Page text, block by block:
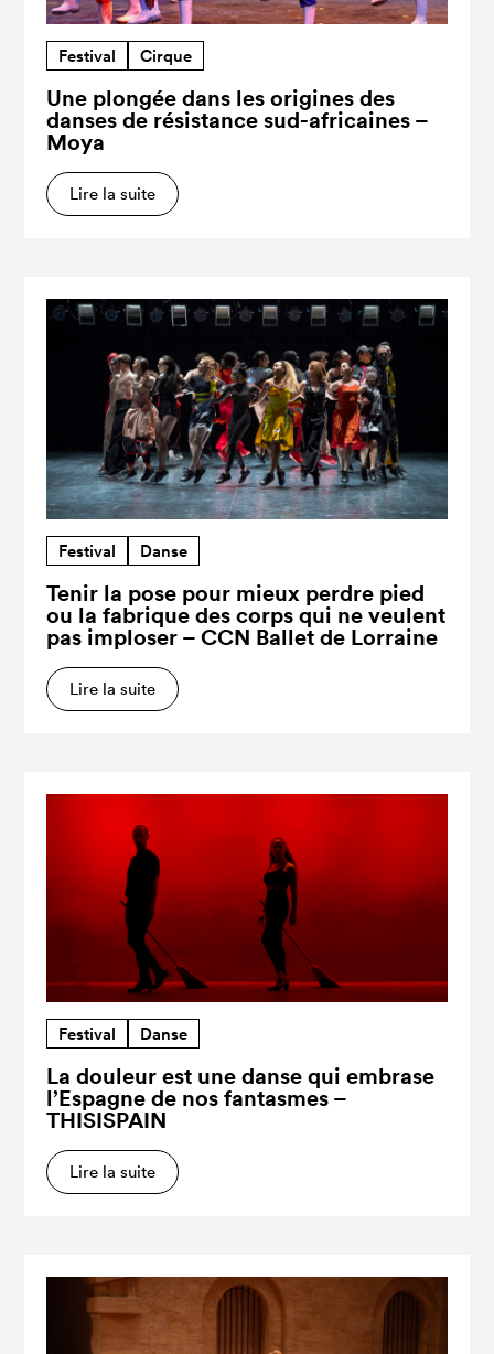
Festival Cirque
Une plongée dans les origines des
danses de résistance sud-africaines –
Moya
Lire la suite
Festival Danse
Tenir la pose pour mieux perdre pied
ou la fabrique des corps qui ne veulent
pas imploser – CCN Ballet de Lorraine
Lire la suite
Festival Danse
La douleur est une danse qui embrase
l’Espagne de nos fantasmes –
THISISPAIN
Lire la suite